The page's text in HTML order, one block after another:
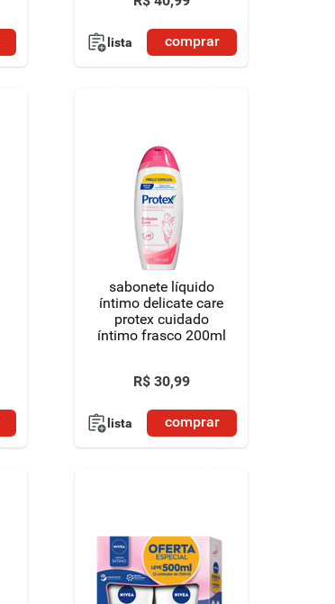
lista comprar
sabonete líquido
íntimo delicate care
protex cuidado
íntimo frasco 200ml
R$ 30,99
lista comprar